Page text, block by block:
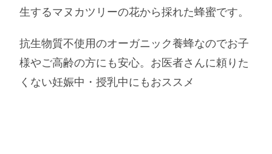
生するマヌカツリーの花から採れた蜂蜜です。
抗生物質不使用のオーガニック養蜂なのでお子
様やご高齢の方にも安心。お医者さんに頼りた
くない妊娠中・授乳中にもおススメ